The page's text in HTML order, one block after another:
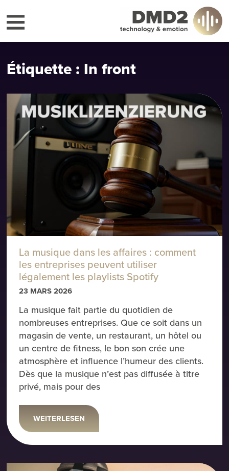
Étiquette : In front
La musique dans les affaires : comment
les entreprises peuvent utiliser
légalement les playlists Spotify
23 MARS 2026
La musique fait partie du quotidien de
nombreuses entreprises. Que ce soit dans un
magasin de vente, un restaurant, un hôtel ou
un centre de fitness, le bon son crée une
atmosphère et influence l’humeur des clients.
Dès que la musique n’est pas diffusée à titre
privé, mais pour des
WEITERLESEN